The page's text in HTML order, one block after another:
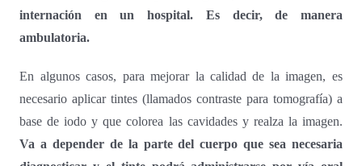
internación en un hospital. Es decir, de manera
ambulatoria.
En algunos casos, para mejorar la calidad de la imagen, es
necesario aplicar tintes (llamados contraste para tomografía) a
base de iodo y que colorea las cavidades y realza la imagen.
Va a depender de la parte del cuerpo que sea necesaria